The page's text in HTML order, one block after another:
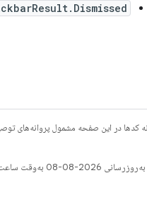
کدها در این صفحه مشمول پروانه‌های
08 به‌وقت ساعت هماهنگ جهانی.